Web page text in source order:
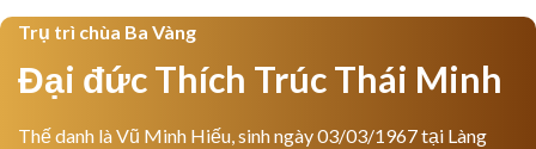
Trụ trì chùa Ba Vàng
Đại đức Thích Trúc Thái Minh
Thế danh là Vũ Minh Hiếu, sinh ngày 03/03/1967 tại Làng